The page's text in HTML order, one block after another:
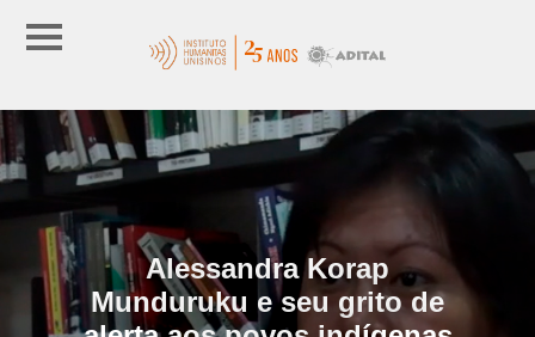
Alessandra Korap
Munduruku e seu grito de